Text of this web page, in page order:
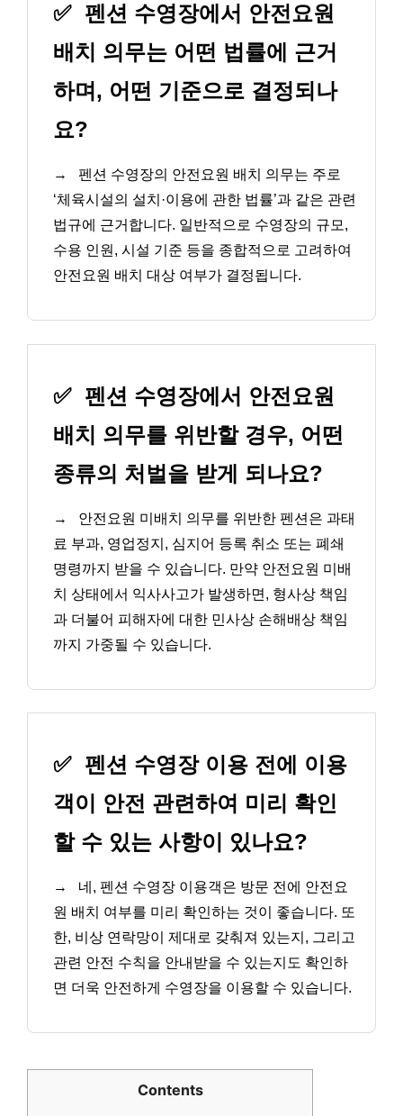
✅ 펜션 수영장에서 안전요원
배치 의무는 어떤 법률에 근거
하며, 어떤 기준으로 결정되나
요?
→
펜션 수영장의 안전요원 배치 의무는 주로
‘체육시설의 설치·이용에 관한 법률’과 같은 관련
법규에 근거합니다. 일반적으로 수영장의 규모,
수용 인원, 시설 기준 등을 종합적으로 고려하여
안전요원 배치 대상 여부가 결정됩니다.
✅ 펜션 수영장에서 안전요원
배치 의무를 위반할 경우, 어떤
종류의 처벌을 받게 되나요?
→
안전요원 미배치 의무를 위반한 펜션은 과태
료 부과, 영업정지, 심지어 등록 취소 또는 폐쇄
명령까지 받을 수 있습니다. 만약 안전요원 미배
치 상태에서 익사사고가 발생하면, 형사상 책임
과 더불어 피해자에 대한 민사상 손해배상 책임
까지 가중될 수 있습니다.
✅ 펜션 수영장 이용 전에 이용
객이 안전 관련하여 미리 확인
할 수 있는 사항이 있나요?
→
네, 펜션 수영장 이용객은 방문 전에 안전요
원 배치 여부를 미리 확인하는 것이 좋습니다. 또
한, 비상 연락망이 제대로 갖춰져 있는지, 그리고
관련 안전 수칙을 안내받을 수 있는지도 확인하
면 더욱 안전하게 수영장을 이용할 수 있습니다.
Contents